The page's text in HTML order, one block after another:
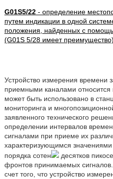
G01S5/22- определение
путем индикации в одной
положения, найденных с
(G01S 5/28 имеет преимущество)
Устройство измерения времени
приемными каналами относится
может быть использовано в
мониторинга и
заявленного технического
определении интервалов
сигналами при приеме их
характеризующимся
порядка сотен
десятков
фронтов принимаемых сигналов.
счет того, что устройство